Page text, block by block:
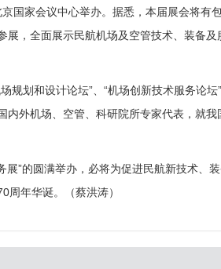
国家会议中心举办。据悉，本届展会将有
展，全面展示民航机场及空管技术、装备
规划和设计论坛”、“机场创新技术服务论
内外机场、空管、科研院所专家代表，就
展”的圆满举办，必将为促进民航新技术、
周年华诞。（蔡洪涛）